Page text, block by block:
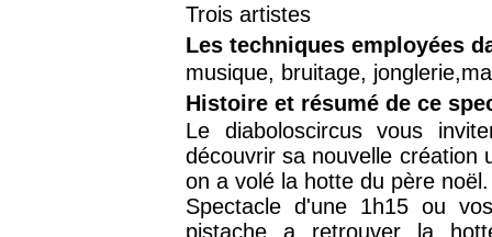
Trois artistes
Les techniques employées
musique, bruitage,
Histoire et résumé de ce
Le diaboloscircus vous
découvrir sa nouvelle création
on a volé la hotte du père noël.
Spectacle d'une 1h15 ou
pistache a retrouver la